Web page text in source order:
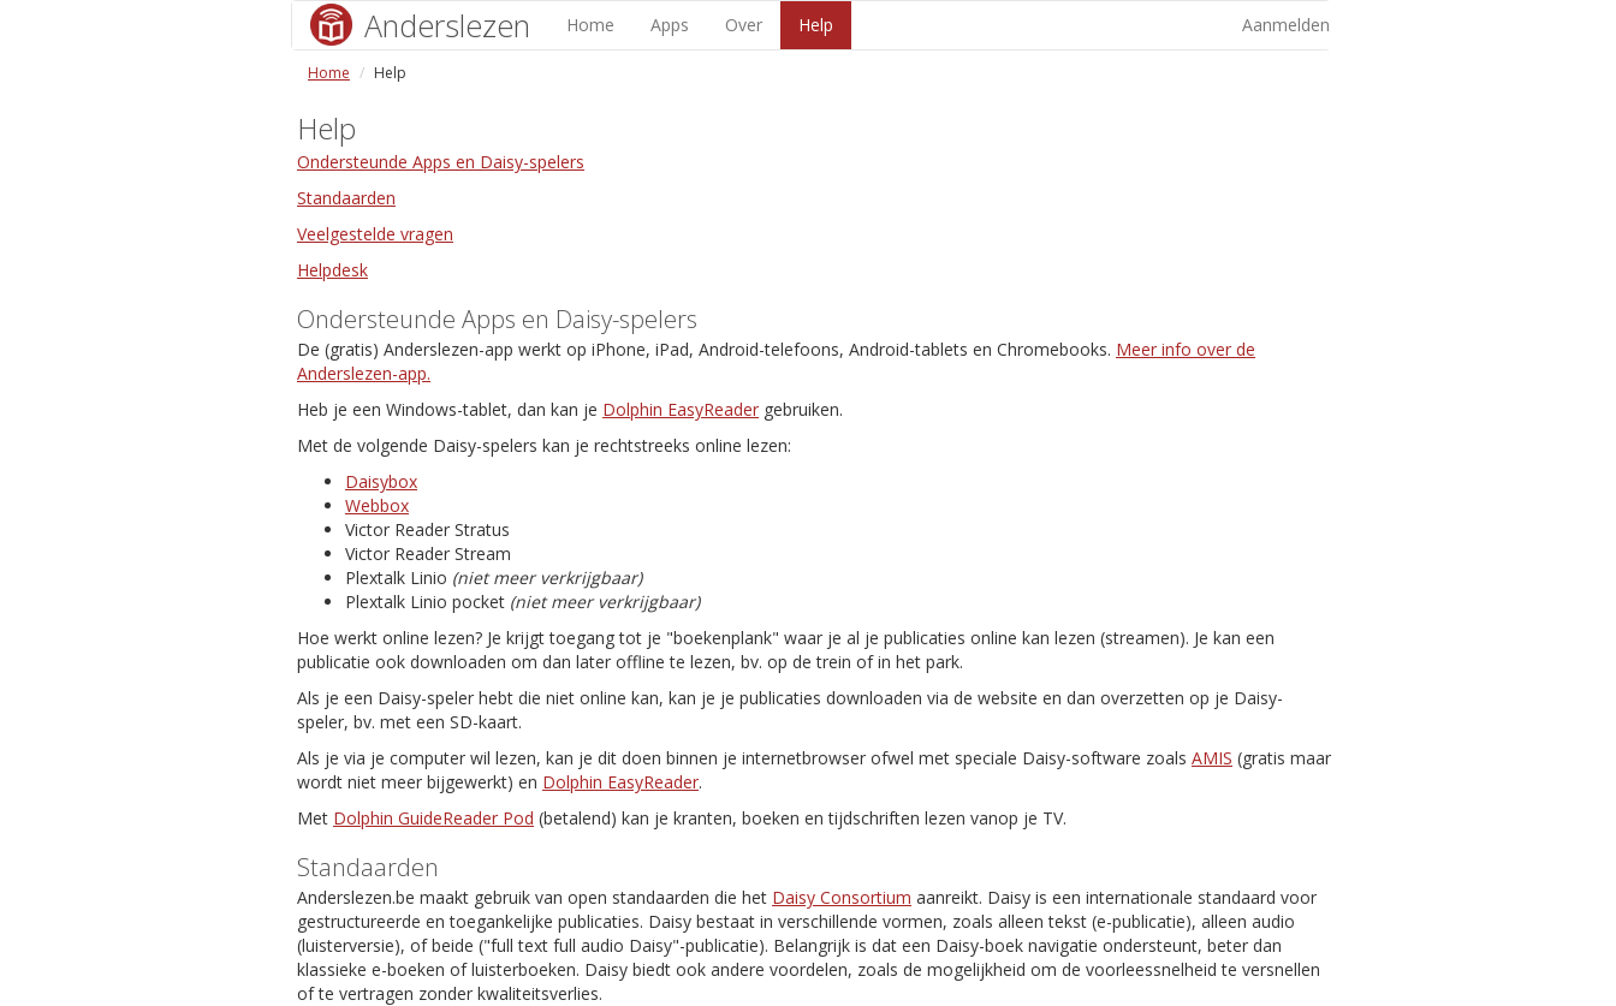
Anderslezen Home Apps Over Help Aanmelden
Home Help
Help
Ondersteunde Apps en Daisy-spelers
Standaarden
Veelgestelde vragen
Helpdesk
Ondersteunde Apps en Daisy-spelers
De (gratis) Anderslezen-app werkt op iPhone, iPad, Android-telefoons, Android-tablets en Chromebooks. Meer info over de
Anderslezen-app.
Heb je een Windows-tablet, dan kan je Dolphin EasyReader gebruiken.
Met de volgende Daisy-spelers kan je rechtstreeks online lezen:
Daisybox
Webbox
Victor Reader Stratus
Victor Reader Stream
Plextalk Linio (niet meer verkrijgbaar)
Plextalk Linio pocket (niet meer verkrijgbaar)
Hoe werkt online lezen? Je krijgt toegang tot je "boekenplank" waar je al je publicaties online kan lezen (streamen). Je kan een
publicatie ook downloaden om dan later offline te lezen, bv. op de trein of in het park.
Als je een Daisy-speler hebt die niet online kan, kan je je publicaties downloaden via de website en dan overzetten op je Daisy-
speler, bv. met een SD-kaart.
Als je via je computer wil lezen, kan je dit doen binnen je internetbrowser ofwel met speciale Daisy-software zoals AMIS (gratis maar
wordt niet meer bijgewerkt) en Dolphin EasyReader.
Met Dolphin GuideReader Pod (betalend) kan je kranten, boeken en tijdschriften lezen vanop je TV.
Standaarden
Anderslezen.be maakt gebruik van open standaarden die het Daisy Consortium aanreikt. Daisy is een internationale standaard voor
gestructureerde en toegankelijke publicaties. Daisy bestaat in verschillende vormen, zoals alleen tekst (e-publicatie), alleen audio
(luisterversie), of beide ("full text full audio Daisy"-publicatie). Belangrijk is dat een Daisy-boek navigatie ondersteunt, beter dan
klassieke e-boeken of luisterboeken. Daisy biedt ook andere voordelen, zoals de mogelijkheid om de voorleessnelheid te versnellen
of te vertragen zonder kwaliteitsverlies.